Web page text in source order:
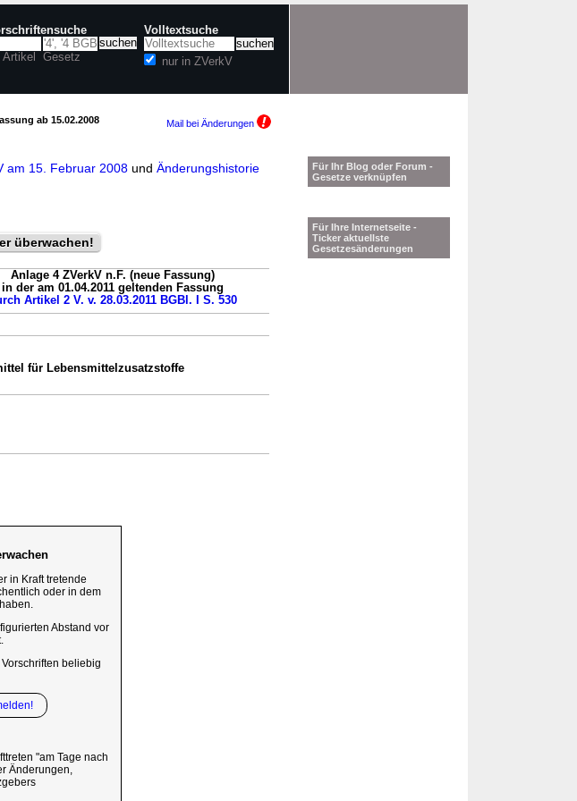
Artikel Gesetz
Volltextsuche
nur in ZVerkV
ab 15.02.2008 Mail bei Änderungen
am 15. Februar 2008 und Änderungshistorie
überwachen!
Anlage 4 ZVerkV n.F. (neue Fassung)
in der am 01.04.2011 geltenden Fassung
Artikel 2 V. v. 28.03.2011 BGBl. I S. 530
für Lebensmittelzusatzstoffe
in Kraft tretende
oder in dem
Abstand vor
beliebig
"am Tage nach
Änderungen,
Für Ihr Blog oder Forum -
Gesetze verknüpfen
Für Ihre Internetseite -
Ticker aktuellste
Gesetzesänderungen